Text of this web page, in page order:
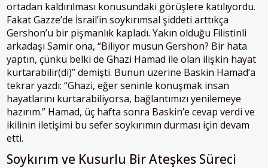
ortadan kaldırılması konusundaki görüşlere katılıyordu.
Fakat Gazze’de İsrail’in soykırımsal şiddeti arttıkça
Gershon’u bir pişmanlık kapladı. Yakın olduğu Filistinli
arkadaşı Samir ona, “Biliyor musun Gershon? Bir hata
yaptın, çünkü belki de Ghazi Hamad ile olan ilişkin hayat
kurtarabilir(di)” demişti. Bunun üzerine Baskin Hamad’a
tekrar yazdı: “Ghazi, eğer seninle konuşmak insan
hayatlarını kurtarabiliyorsa, bağlantımızı yenilemeye
hazırım.” Hamad, üç hafta sonra Baskin’e cevap verdi ve
ikilinin iletişimi bu sefer soykırımın durması için devam
etti.
Soykırım ve Kusurlu Bir Ateşkes Süreci